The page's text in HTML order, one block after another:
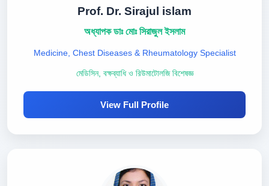
Prof. Dr. Sirajul islam
অধ্যাপক ডাঃ মোঃ সিরাজুল ইসলাম
Medicine, Chest Diseases & Rheumatology Specialist
মেডিসিন, বক্ষব্যাধি ও রিউমাটোলজি বিশেষজ্ঞ
View Full Profile